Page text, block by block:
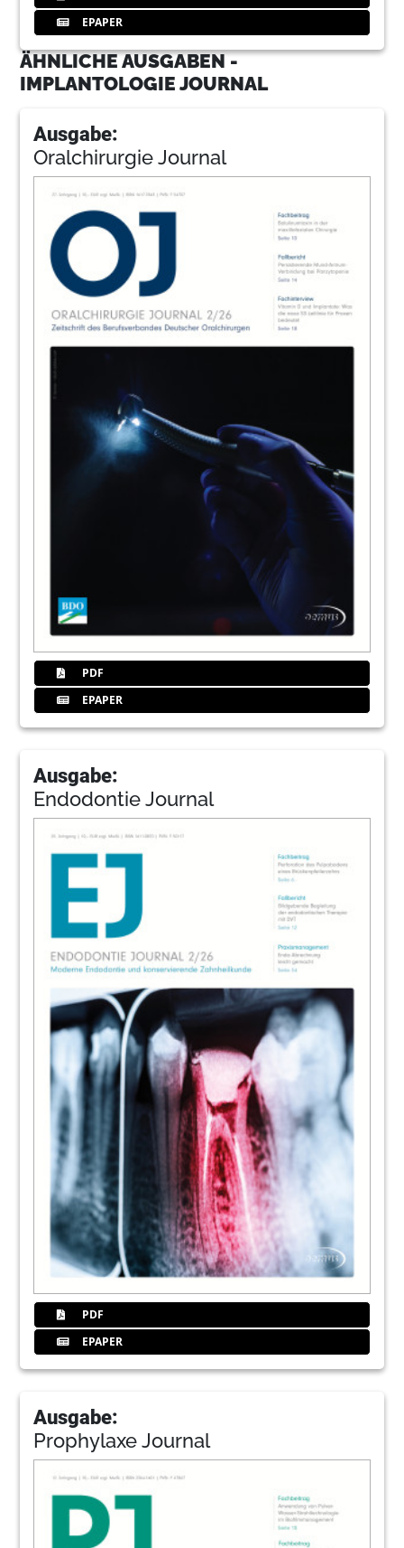
EPAPER
ÄHNLICHE AUSGABEN -
IMPLANTOLOGIE JOURNAL
Ausgabe:
Oralchirurgie Journal
PDF
EPAPER
Ausgabe:
Endodontie Journal
PDF
EPAPER
Ausgabe:
Prophylaxe Journal